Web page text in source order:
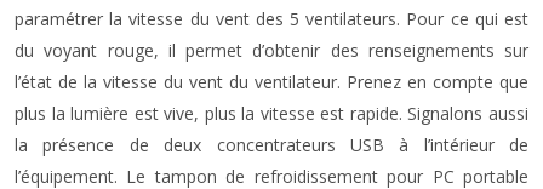
paramétrer la vitesse du vent des 5 ventilateurs. Pour ce qui est
du voyant rouge, il permet d’obtenir des renseignements sur
l’état de la vitesse du vent du ventilateur. Prenez en compte que
plus la lumière est vive, plus la vitesse est rapide. Signalons aussi
la présence de deux concentrateurs USB à l’intérieur de
l’équipement. Le tampon de refroidissement pour PC portable